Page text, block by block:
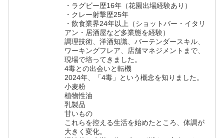
・ラグビー歴16年（花園出場経験あり）
・クレー射撃歴25年
・飲食業界24年以上（ショットバー・イタリ
アン・居酒屋など多業態を経験）
調理技術、洋酒知識、バーテンダースキル、
ワーキングフレア、店舗マネジメントまで、
現場で培ってきました。
4毒との出会いと転機
2024年、「4毒」という概念を知りました。
小麦粉
植物性油
乳製品
甘いもの
これらを控える生活を始めたところ、体調が
大きく変化。